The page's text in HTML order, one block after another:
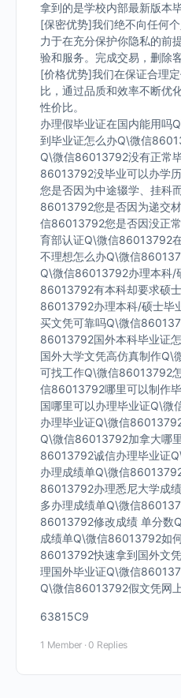
拿到的是学校内部最新版本
[保密优势]我们绝不向任何
力于在充分保护你隐私的前
验和服务。完成交易，删除
[价格优势]我们在保证合理
比，通过品质和效率不断优
性价比。
办理假毕业证在国内能用吗
到毕业证怎么办Q\微信
Q\微信86013792没有正常
86013792没毕业可以办学
您是否因为中途辍学、挂科
86013792您是否因为递交
信86013792您是否因没正
育部认证Q\微信86013792
不理想怎么办Q\微信
Q\微信86013792办理本科/
86013792有本科却要求硕
86013792办理本科/硕士毕
买文凭可靠吗Q\微信
86013792国外本科毕业证
国外大学文凭高仿真制作
可找工作Q\微信86013792
信86013792哪里可以制作
国哪里可以办理毕业证Q\微
办理毕业证Q\微信
Q\微信86013792加拿大哪
86013792诚信办理毕业证
办理成绩单Q\微信
86013792办理悉尼大学成
多办理成绩单Q\微信
86013792修改成绩 单分数
成绩单Q\微信86013792如
86013792快速拿到国外文
理国外毕业证Q\微信
Q\微信86013792假文凭网
63815C9
1 Member · 0 Replies